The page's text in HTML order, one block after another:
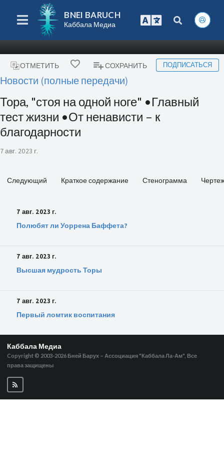
BNEI BARUCH
Каббала Медиа
ОТМЕТИТЬ СОХРАНИТЬ ПОДПИСАТЬСЯ
Новости (полные передачи)
Тора, "стоя на одной ноге" •Главный
тест жизни •От ненависти – к
благодарности
7 авг. 2023 г.
Следующий Краткое содержание Стенограмма
7 авг. 2023 г.
Полюбят ли Уоррена Баффета?
7 авг. 2023 г.
Высшая мудрость Торы
7 авг. 2023 г.
Первый ломтик воспитания
Каббала Медиа
Copyright © 2003-2026 Бней Барух – Ассоциация "Каббала Ла-Ам", Все
права защищены